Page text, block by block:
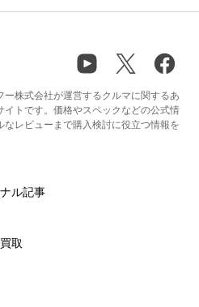
株式会社が運営するクルマに関するあ
イトです。価格やスペックなどの公式情
レビューまで購入検討に役立つ情報を
ル記事
取